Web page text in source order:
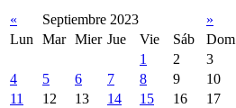
« Septiembre 2023
»
Lun
Mar Mier Jue Vie Sáb
Dom
1
2
3
4
5 6 7 8 9
10
11
12 13 14 15 16
17